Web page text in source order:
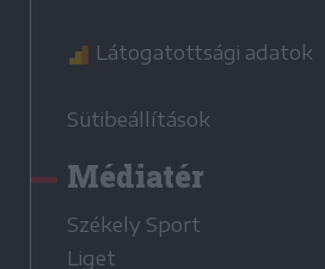
Látogatottsági adatok
Sütibeállítások
Médiatér
Székely Sport
Liget